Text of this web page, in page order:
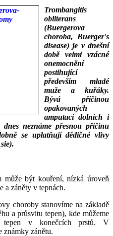
Trombangitis
obliterans
(Buergerova
choroba, Buerger's
disease) je v dnešní
době velmi vzácné
onemocnění
postihující
především mladé
muže a kuřáky.
Bývá příčinou
opakovaných
amputací dolních i
neznáme přesnou příčinu
se uplatňují dědičné vlivy
může být kouření, nízká úroveň
a záněty v tepnách.
choroby stanovíme na základě
a průsvitu tepen), kde můžeme
tepen v konečcích prstů. V
známky zánětu.